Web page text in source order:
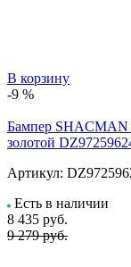
В корзину
-9 %
Бампер SHACMAN
золотой
Артикул:
Есть в наличии
8 435 руб.
9 279 руб.